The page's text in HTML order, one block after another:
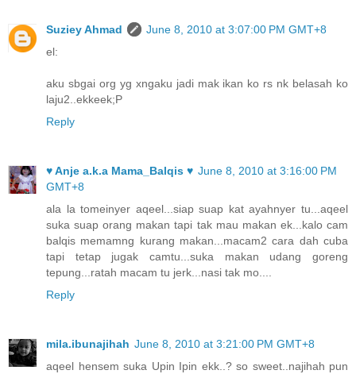
Suziey Ahmad
June 8, 2010 at 3:07:00 PM GMT+8
el:
aku sbgai org yg xngaku jadi mak ikan ko rs nk belasah ko
laju2..ekkeek;P
Reply
♥ Anje a.k.a Mama_Balqis ♥ June 8, 2010 at 3:16:00 PM
GMT+8
ala la tomeinyer aqeel...siap suap kat ayahnyer tu...aqeel
suka suap orang makan tapi tak mau makan ek...kalo cam
balqis memamng kurang makan...macam2 cara dah cuba
tapi tetap jugak camtu...suka makan udang goreng
tepung...ratah macam tu jerk...nasi tak mo....
Reply
mila.ibunajihah June 8, 2010 at 3:21:00 PM GMT+8
aqeel hensem suka Upin Ipin ekk..? so sweet..najihah pun